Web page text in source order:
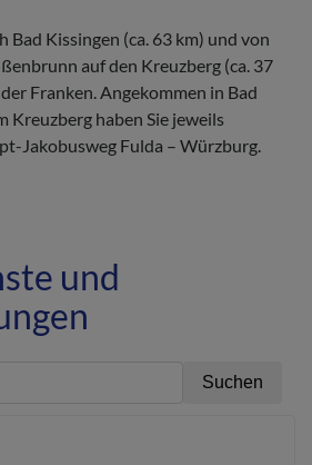
Bad Kissingen (ca. 63 km) und von
auf den Kreuzberg (ca. 37
Franken. Angekommen in Bad
Kreuzberg haben Sie jeweils
Jakobusweg Fulda – Würzburg.
und